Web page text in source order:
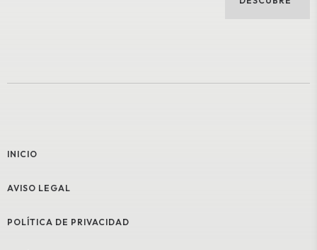
INICIO
AVISO LEGAL
POLÍTICA DE PRIVACIDAD